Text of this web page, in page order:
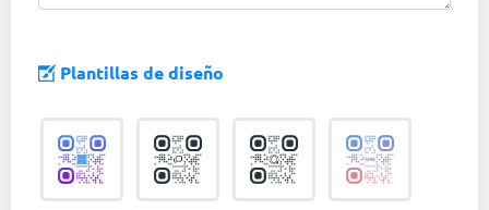
Plantillas de diseño